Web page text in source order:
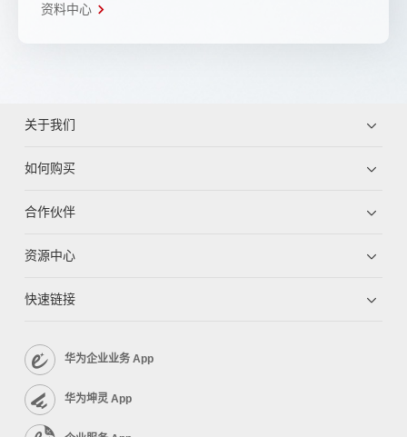
资料中心
关于我们
如何购买
合作伙伴
资源中心
快速链接
华为企业业务 App
华为坤灵 App